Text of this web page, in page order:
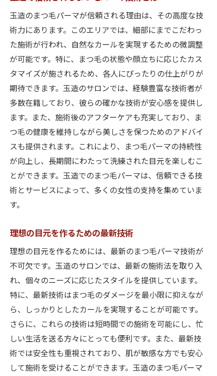
玉造のまつ毛パーマが信頼される理由は、その高度な技
術力にあります。このエリアでは、細部にまでこだわっ
た施術が行われ、自然なカールを実現するための微調整
が可能です。特に、まつ毛の状態や顔立ちに応じたカス
タマイズが施されるため、各人にぴったりの仕上がりが
期待できます。玉造のサロンでは、経験豊富な技術者が
多数在籍しており、彼らの確かな技術が安心感を提供し
ます。また、施術後のアフターケアも充実しており、ま
つ毛の健康を維持しながら美しさを保つためのアドバイ
スも提供されます。これにより、まつ毛パーマの持続性
が向上し、長期間にわたって洗練された目元を楽しむこ
とができます。玉造でのまつ毛パーマは、信頼できる技
術とサービスによって、多くの女性の支持を集めていま
す。
理想の目元を作るための最新技術
理想の目元を作るためには、最新のまつ毛パーマ技術が
不可欠です。玉造のサロンでは、最新の施術法を取り入
れ、個々のニーズに応じたスタイルを提供しています。
特に、最新技術はまつ毛のダメージを最小限に抑えなが
ら、しっかりとしたカールを実現することが可能です。
さらに、これらの技術は短時間での施術を可能にし、忙
しい生活を送る方々にとっても便利です。また、最新技
術では安全性も重視されており、肌が敏感な方でも安心
して施術を受けることができます。玉造のまつ毛パーマ